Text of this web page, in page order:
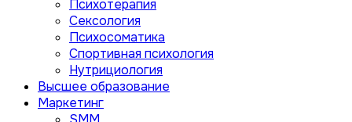
Психотерапия
Сексология
Психосоматика
Спортивная психология
Нутрициология
Высшее образование
Маркетинг